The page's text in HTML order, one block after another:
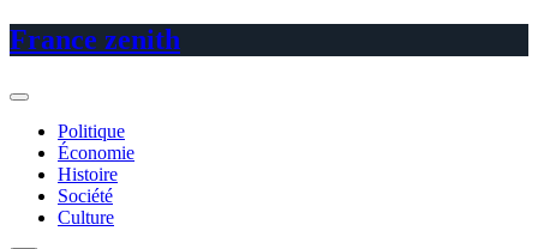
Skip
to
France zenith
Politique
Économie
Histoire
Société
Culture